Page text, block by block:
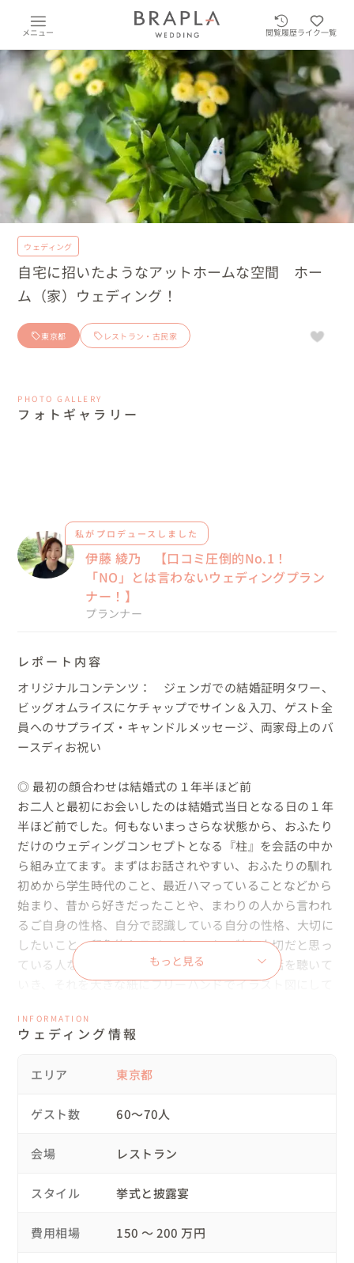
メニュー 閲覧履歴ライク一覧
ウェディング
自宅に招いたようなアットホームな空間 ホー
ム（家）ウェディング！
東京都 レストラン・古民家
PHOTO GALLERY
フォトギャラリー
私がプロデュースしました
伊藤 綾乃 【口コミ圧倒的No.1！
「NO」とは言わないウェディングプラン
ナー！】
プランナー
レポート内容
オリジナルコンテンツ：　ジェンガでの結婚証明タワー、
ビッグオムライスにケチャップでサイン＆入刀、ゲスト全
員へのサプライズ・キャンドルメッセージ、両家母上のバ
ースディお祝い
◎ 最初の顔合わせは結婚式の１年半ほど前
お二人と最初にお会いしたのは結婚式当日となる日の１年
半ほど前でした。何もないまっさらな状態から、おふたり
だけのウェディングコンセプトとなる『柱』を会話の中か
ら組み立てます。まずはお話されやすい、おふたりの馴れ
初めから学生時代のこと、最近ハマっていることなどから
始まり、昔から好きだったことや、まわりの人から言われ
るご自身の性格、自分で認識している自分の性格、大切に
したいこと、印象的なライフイベント、特に大切だと思っ
ている人など、少しずつ深く・様々な面からお話を聴いて
いき、それを大きな紙にフリーハンドでイラスト図にして
そうして時間をかけてリラックスして話しながらペンを走
えてきます。この『柱』はウェディングのコアコンセプト
るような濃いイメージを象徴した言葉に落とし込めるま
ていきます。これはカレーライスでいえば「ルゥ作り」み
る、とてもとても大切な時間です。
◎ コンセプトをもとにピッタリな３会場を一緒に見学
もっと見る
INFORMATION
ウェディング情報
エリア 東京都
ゲスト数 60〜70人
会場 レストラン
スタイル 挙式と披露宴
費用相場 150 〜 200 万円